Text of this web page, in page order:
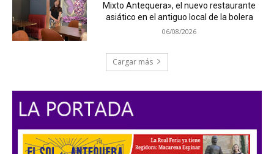
Mixto Antequera», el nuevo restaurante
asiático en el antiguo local de la bolera
06/08/2026
Cargar más